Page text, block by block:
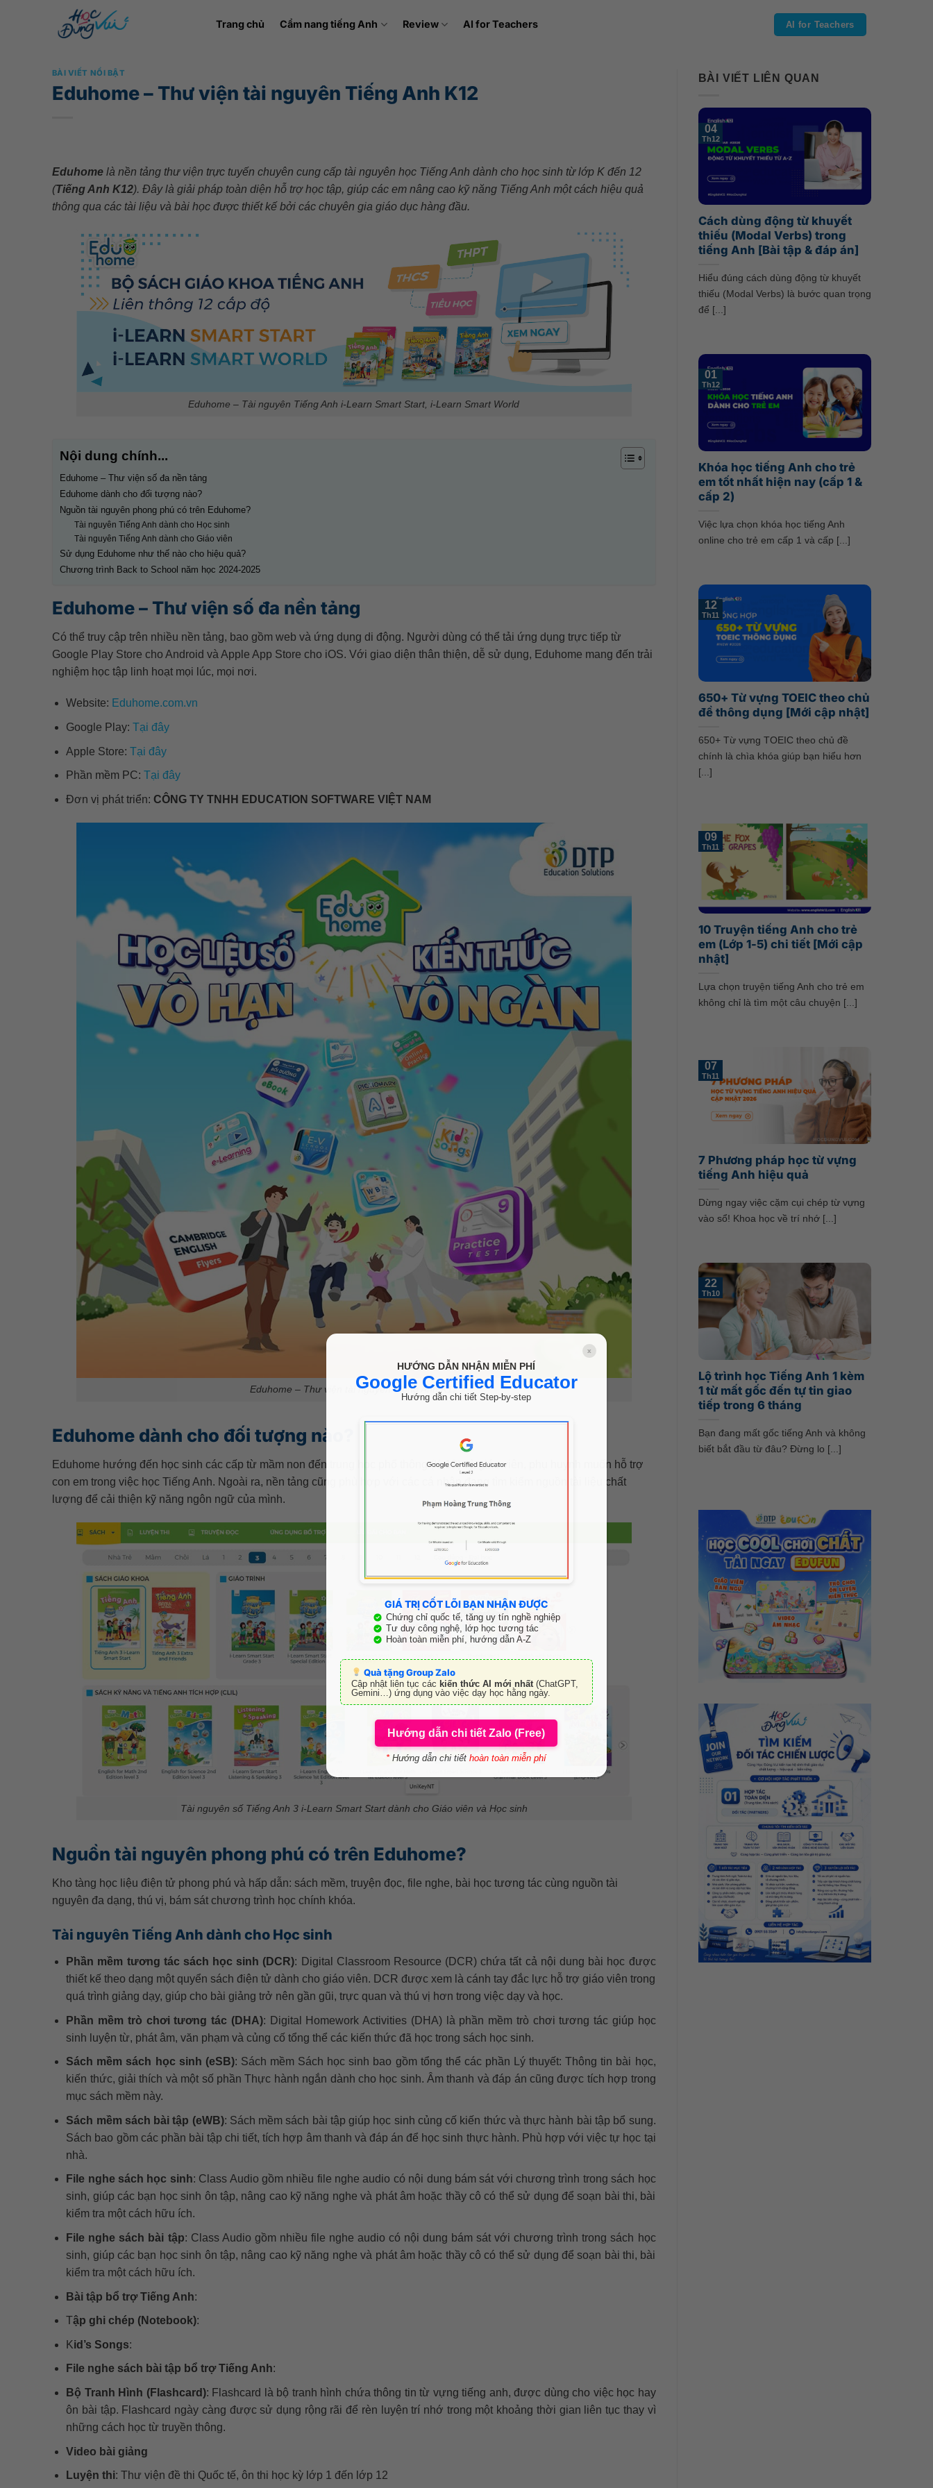
Trang chủ Cẩm nang tiếng Anh Review AI for Teachers AI for Teachers
BÀI VIẾT NỔI BẬT
Eduhome – Thư viện tài nguyên Tiếng Anh K12
Eduhomelà nền tảng thư viện trực tuyến chuyên cung cấp tài nguyên học Tiếng Anh dành cho học sinh từ lớp K đến 12
(Tiếng Anh K12). Đây là giải pháp toàn diện hỗ trợ học tập, giúp các em nâng cao kỹ năng Tiếng Anh một cách hiệu quả
thông qua các tài liệu và bài học được thiết kế bởi các chuyên gia giáo dục hàng đầu.
Eduhome – Tài nguyên Tiếng Anh i-Learn Smart Start, i-Learn Smart World
Nội dung chính...
Eduhome – Thư viện số đa nền tảng
Eduhome dành cho đối tượng nào?
Nguồn tài nguyên phong phú có trên Eduhome?
Tài nguyên Tiếng Anh dành cho Học sinh
Tài nguyên Tiếng Anh dành cho Giáo viên
Sử dụng Eduhome như thế nào cho hiệu quả?
Chương trình Back to School năm học 2024-2025
Eduhome – Thư viện số đa nền tảng
Có thể truy cập trên nhiều nền tảng, bao gồm web và ứng dụng di động. Người dùng có thể tải ứng dụng trực tiếp từ
Google Play Store cho Android và Apple App Store cho iOS. Với giao diện thân thiện, dễ sử dụng, Eduhome mang đến trải
nghiệm học tập linh hoạt mọi lúc, mọi nơi.
Website: Eduhome.com.vn
Google Play:Tại đây
Apple Store:Tại đây
Phần mềm PC:Tại đây
Đơn vị phát triển:CÔNG TY TNHH EDUCATION SOFTWARE VIỆT NAM
Eduhome – Thư viện tài nguyên Tiếng Anh K12
Eduhome dành cho đối tượng nào?
Eduhome hướng đến học sinh các cấp từ mầm non đến trung học phổ thông (K-12) và giáo viên, phụ huynh muốn hỗ trợ
con em trong việc học Tiếng Anh. Ngoài ra, nền tảng cũng phù hợp với các cá nhân đang tìm kiếm nguồn tài liệu chất
lượng để cải thiện kỹ năng ngôn ngữ của mình.
Tài nguyên số Tiếng Anh 3 i-Learn Smart Start dành cho Giáo viên và Học sinh
Nguồn tài nguyên phong phú có trên Eduhome?
Kho tàng học liệu điện tử phong phú và hấp dẫn: sách mềm, truyện đọc, file nghe, bài học tương tác cùng nguồn tài
nguyên đa dạng, thú vị, bám sát chương trình học chính khóa.
Tài nguyên Tiếng Anh dành cho Học sinh
Phần mềm tương tác sách học sinh (DCR): Digital Classroom Resource (DCR) chứa tất cả nội dung bài học được
thiết kế theo dạng một quyển sách điện tử dành cho giáo viên. DCR được xem là cánh tay đắc lực hỗ trợ giáo viên trong
quá trình giảng dạy, giúp cho bài giảng trở nên gần gũi, trực quan và thú vị hơn trong việc dạy và học.
Phần mềm trò chơi tương tác (DHA): Digital Homework Activities (DHA) là phần mềm trò chơi tương tác giúp học
sinh luyện từ, phát âm, văn phạm và củng cố tổng thể các kiến thức đã học trong sách học sinh.
Sách mềm sách học sinh (eSB): Sách mềm Sách học sinh bao gồm tổng thể các phần Lý thuyết: Thông tin bài học,
kiến thức, giải thích và một số phần Thực hành ngắn dành cho học sinh. Âm thanh và đáp án cũng được tích hợp trong
mục sách mềm này.
Sách mềm sách bài tập (eWB): Sách mềm sách bài tập giúp học sinh củng cố kiến thức và thực hành bài tập bổ sung.
Sách bao gồm các phần bài tập chi tiết, tích hợp âm thanh và đáp án để học sinh thực hành. Phù hợp với việc tự học tại
nhà.
File nghe sách học sinh: Class Audio gồm nhiều file nghe audio có nội dung bám sát với chương trình trong sách học
sinh, giúp các bạn học sinh ôn tập, nâng cao kỹ năng nghe và phát âm hoặc thầy cô có thể sử dụng để soạn bài thi, bài
kiểm tra một cách hữu ích.
File nghe sách bài tập: Class Audio gồm nhiều file nghe audio có nội dung bám sát với chương trình trong sách học
sinh, giúp các bạn học sinh ôn tập, nâng cao kỹ năng nghe và phát âm hoặc thầy cô có thể sử dụng để soạn bài thi, bài
kiểm tra một cách hữu ích.
Bài tập bổ trợ Tiếng Anh:
Tập ghi chép (Notebook):
Kid’s Songs:
File nghe sách bài tập bổ trợ Tiếng Anh:
Bộ Tranh Hình (Flashcard): Flashcard là bộ tranh hình chứa thông tin từ vựng tiếng anh, được dùng cho việc học hay
ôn bài tập. Flashcard ngày càng được sử dụng rộng rãi để rèn luyện trí nhớ trong một khoảng thời gian liên tục thay vì
những cách học từ truyền thông.
Video bài giảng
Luyện thi: Thư viện đề thi Quốc tế, ôn thi học kỳ lớp 1 đến lớp 12
BÀI VIẾT LIÊN QUAN
Cách dùng động từ khuyết
thiếu (Modal Verbs) trong
tiếng Anh [Bài tập & đáp án]
Hiểu đúng cách dùng động từ khuyết
thiếu (Modal Verbs) là bước quan trọng
để [...]
04
Th12
Khóa học tiếng Anh cho trẻ
em tốt nhất hiện nay (cấp 1 &
cấp 2)
Việc lựa chọn khóa học tiếng Anh
online cho trẻ em cấp 1 và cấp [...]
01
Th12
650+ Từ vựng TOEIC theo chủ
đề thông dụng [Mới cập nhật]
650+ Từ vựng TOEIC theo chủ đề
chính là chìa khóa giúp bạn hiểu hơn
[...]
12
Th11
10 Truyện tiếng Anh cho trẻ
em (Lớp 1-5) chi tiết [Mới cập
nhật]
Lựa chọn truyện tiếng Anh cho trẻ em
không chỉ là tìm một câu chuyện [...]
09
Th11
7 Phương pháp học từ vựng
tiếng Anh hiệu quả
Dừng ngay việc cặm cụi chép từ vựng
vào sổ! Khoa học về trí nhớ [...]
07
Th11
Lộ trình học Tiếng Anh 1 kèm
1 từ mất gốc đến tự tin giao
tiếp trong 6 tháng
Bạn đang mất gốc tiếng Anh và không
biết bắt đầu từ đâu? Đừng lo [...]
22
Th10
HƯỚNG DẪN NHẬN MIỄN PHÍ
Google Certified Educator
Hướng dẫn chi tiết Step-by-step
GIÁ TRỊ CỐT LÕI BẠN NHẬN ĐƯỢC
Chứng chỉ quốc tế, tăng uy tín nghề nghiệp
Tư duy công nghệ, lớp học tương tác
Hoàn toàn miễn phí, hướng dẫn A-Z
Quà tặng Group Zalo
Cập nhật liên tục các kiến thức AI mới nhất (ChatGPT,
Gemini…) ứng dụng vào việc dạy học hằng ngày.
Hướng dẫn chi tiết Zalo (Free)
*Hướng dẫn chi tiếthoàn toàn miễn phí
x